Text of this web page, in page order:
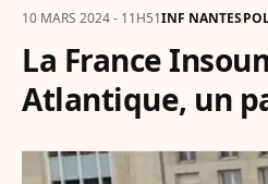
10 MARS 2024 - 11H51INF NANTES
La France
Atlantique, un